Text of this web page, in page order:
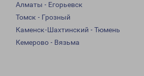
Алматы - Егорьевск
Томск - Грозный
Каменск-Шахтинский - Тюмень
Кемерово - Вязьма